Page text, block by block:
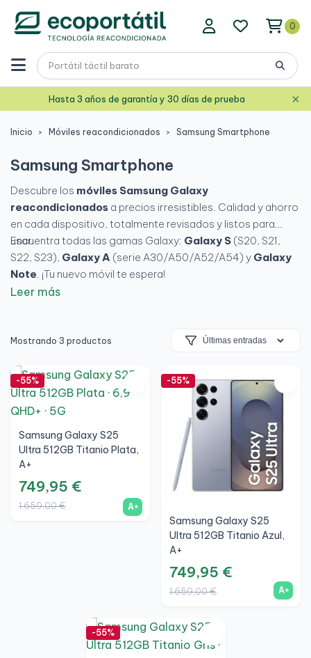
0
Hasta 3 años de garantía y 30 días de prueba ×
Inicio Móviles reacondicionados Samsung Smartphone
Samsung Smartphone
Descubre los móviles Samsung Galaxy
reacondicionados a precios irresistibles. Calidad y ahorro
en cada dispositivo, totalmente revisados y listos para
usar.
Encuentra todas las gamas Galaxy: Galaxy S (S20, S21,
S22, S23), Galaxy A (serie A30/A50/A52/A54) y Galaxy
Note. ¡Tu nuevo móvil te espera!
Leer más
Mostrando 3 productos
-55%
Samsung Galaxy S25
Ultra 512GB Titanio Plata,
A+
749,95 €
1.659,00 € A+
-55%
Samsung Galaxy S25
Ultra 512GB Titanio Azul,
A+
749,95 €
1.659,00 € A+
-55%